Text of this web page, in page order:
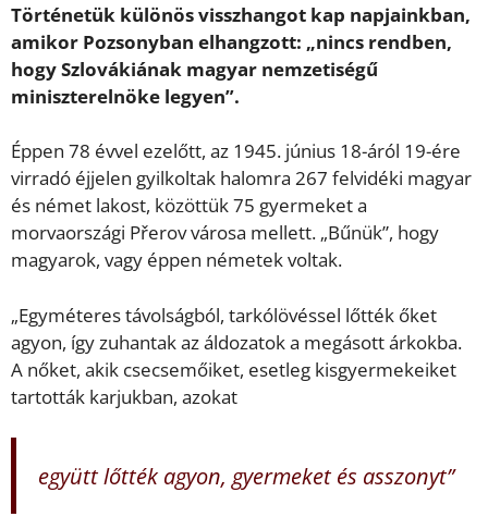
Történetük különös visszhangot kap napjainkban,
amikor Pozsonyban elhangzott: „nincs rendben,
hogy Szlovákiának magyar nemzetiségű
miniszterelnöke legyen”.
Éppen 78 évvel ezelőtt, az 1945. június 18-áról 19-ére
virradó éjjelen gyilkoltak halomra 267 felvidéki magyar
és német lakost, közöttük 75 gyermeket a
morvaországi Přerov városa mellett. „Bűnük”, hogy
magyarok, vagy éppen németek voltak.
„Egyméteres távolságból, tarkólövéssel lőtték őket
agyon, így zuhantak az áldozatok a megásott árkokba.
A nőket, akik csecsemőiket, esetleg kisgyermekeiket
tartották karjukban, azokat
együtt lőtték agyon, gyermeket és asszonyt”